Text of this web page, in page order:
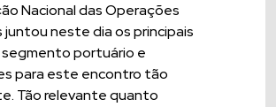
Nacional das Operações
juntou neste dia os principais
segmento portuário e
para este encontro tão
Tão relevante quanto